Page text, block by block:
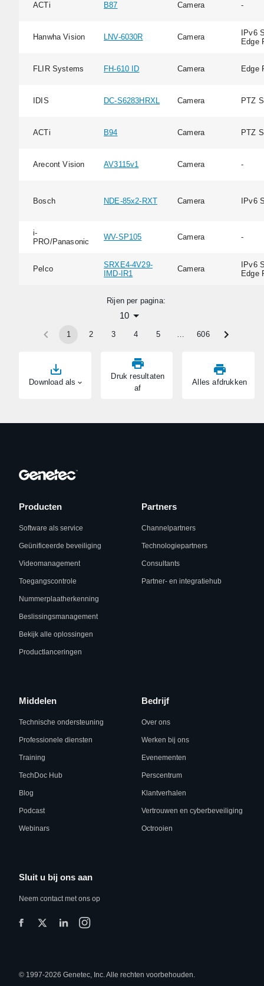
Download als
Druk resultaten
af
Alles afdrukken
ACTi B87 Camera -
Hanwha Vision LNV-6030R Camera
IPv6
Edge
FLIR Systems FH-610 ID Camera Edge
IDIS DC-S6283HRXL Camera PTZ
ACTi B94 Camera PTZ
Arecont Vision AV3115v1 Camera -
Bosch NDE-85x2-RXT Camera IPv6
i-
PRO/Panasonic
WV-SP105 Camera -
Pelco
SRXE4-4V29-
IMD-IR1
Camera
IPv6
Edge
Rijen per pagina:
10
1 2 3 4 5 … 606
Producten
Software als service
Geünificeerde beveiliging
Videomanagement
Toegangscontrole
Nummerplaatherkenning
Beslissingsmanagement
Bekijk alle oplossingen
Productlanceringen
Partners
Channelpartners
Technologiepartners
Consultants
Partner- en integratiehub
Middelen
Technische ondersteuning
Professionele diensten
Training
TechDoc Hub
Blog
Podcast
Webinars
Bedrijf
Over ons
Werken bij ons
Evenementen
Perscentrum
Klantverhalen
Vertrouwen en cyberbeveiliging
Octrooien
Sluit u bij ons aan
Neem contact met ons op
© 1997-2026 Genetec, Inc. Alle rechten voorbehouden.